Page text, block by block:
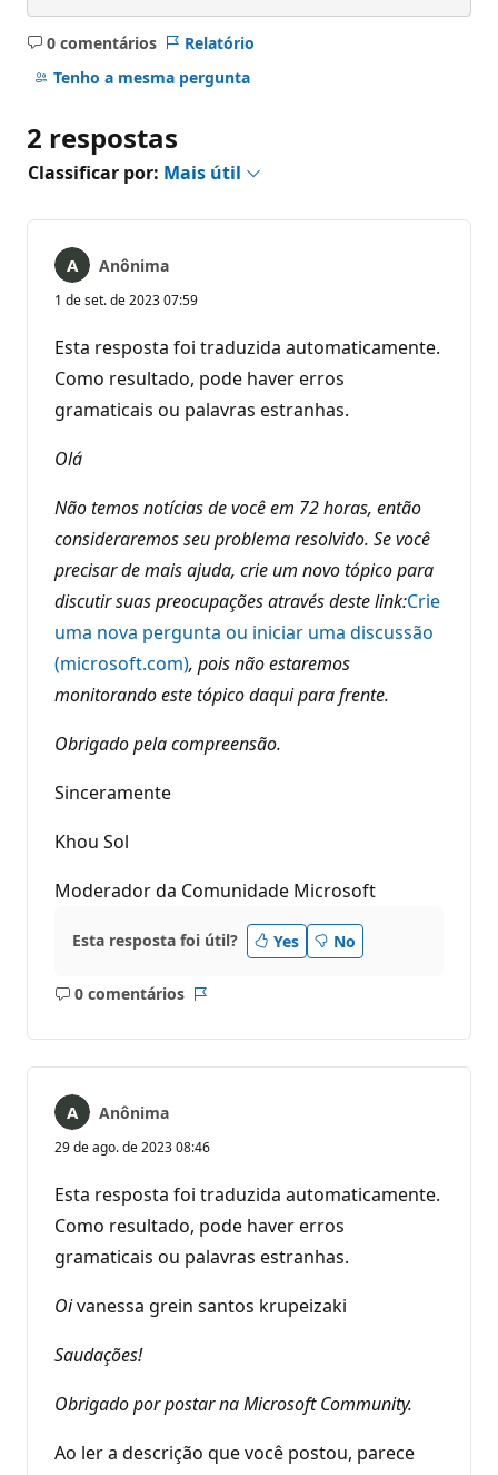
0 comentários
Sem
comentários
Relatório
Tenho a mesma pergunta
2 respostas
Classificar por: Mais útil
Anônima
1 de set. de 2023 07:59
Esta resposta foi traduzida automaticamente.
Como resultado, pode haver erros
gramaticais ou palavras estranhas.
Olá
Não temos notícias de você em 72 horas, então
consideraremos seu problema resolvido. Se você
precisar de mais ajuda, crie um novo tópico para
discutir suas preocupações através deste link:Crie
uma nova pergunta ou iniciar uma discussão
(microsoft.com), pois não estaremos
monitorando este tópico daqui para frente.
Obrigado pela compreensão.
Sinceramente
Khou Sol
Moderador da Comunidade Microsoft
Esta resposta foi útil? Yes No
0 comentários
Sem
Anônima
29 de ago. de 2023 08:46
Esta resposta foi traduzida automaticamente.
Como resultado, pode haver erros
gramaticais ou palavras estranhas.
Oivanessa grein santos krupeizaki
Saudações!
Obrigado por postar na Microsoft Community.
Ao ler a descrição que você postou, parece